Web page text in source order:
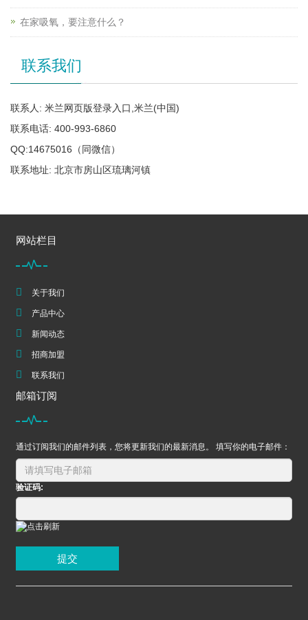
在家吸氧，要注意什么？
联系我们
联系人: 米兰网页版登录入口,米兰(中国)
联系电话: 400-993-6860
QQ:14675016（同微信）
联系地址: 北京市房山区琉璃河镇
网站栏目
关于我们
产品中心
新闻动态
招商加盟
联系我们
邮箱订阅
通过订阅我们的邮件列表，您将更新我们的最新消息。 填写你的电子邮件：
验证码:
提交